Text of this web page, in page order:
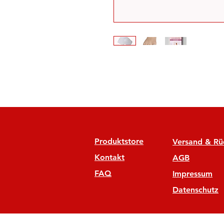
Produktstore
Kontakt
FAQ
Versand &
AGB
Impressum
Datenschutz